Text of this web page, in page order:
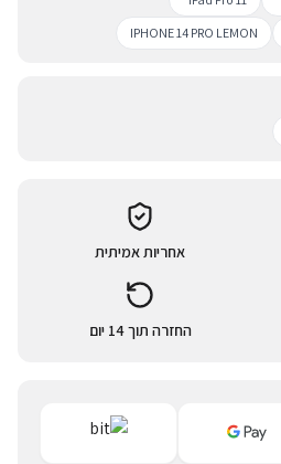
IPHONE 14 PRO LEMON
אחריות אמיתית
החזרה תוך 14 יום